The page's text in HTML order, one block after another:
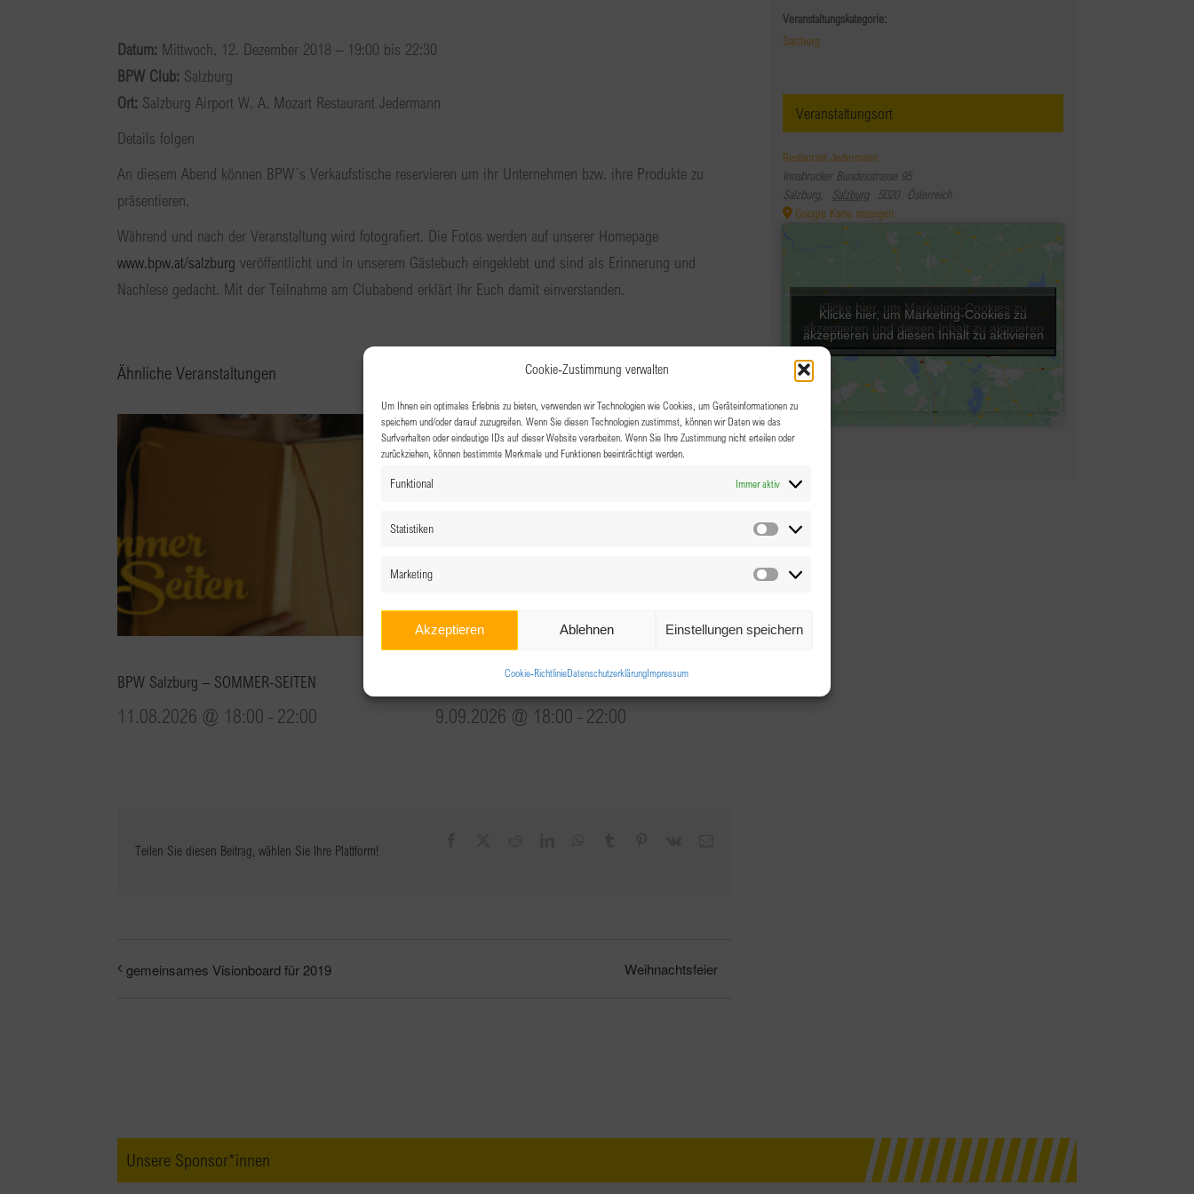
Cookie-Zustimmung verwalten
Um Ihnen ein optimales Erlebnis zu bieten, verwenden wir Technologien wie Cookies, um Geräteinformationen zu
speichern und/oder darauf zuzugreifen. Wenn Sie diesen Technologien zustimmst, können wir Daten wie das
Surfverhalten oder eindeutige IDs auf dieser Website verarbeiten. Wenn Sie Ihre Zustimmung nicht erteilen oder
zurückziehen, können bestimmte Merkmale und Funktionen beeinträchtigt werden.
Funktional Immer aktiv
Statistiken
Statistiken
Marketing
Marketing
Akzeptieren Ablehnen Einstellungen speichern
Cookie-RichtlinieDatenschutzerklärungImpressum
Datum: Mittwoch, 12. Dezember 2018 – 19:00 bis 22:30
BPW Club: Salzburg
Ort: Salzburg Airport W. A. Mozart Restaurant Jedermann
Details folgen
An diesem Abend können BPW´s Verkaufstische reservieren um ihr Unternehmen bzw. ihre Produkte zu
präsentieren.
Während und nach der Veranstaltung wird fotografiert. Die Fotos werden auf unserer Homepage
www.bpw.at/salzburg veröffentlicht und in unserem Gästebuch eingeklebt und sind als Erinnerung und
Nachlese gedacht. Mit der Teilnahme am Clubabend erklärt Ihr Euch damit einverstanden.
Ähnliche Veranstaltungen
BPW Salzburg – SOMMER-SEITEN
11.08.2026 @ 18:00 - 22:00
Führung: Frauenspuren in Salzburg
9.09.2026 @ 18:00 - 22:00
Teilen Sie diesen Beitrag, wählen Sie Ihre Plattform!
gemeinsames Visionboard für 2019 Weihnachtsfeier
Veranstaltungskategorie:
Salzburg
Veranstaltungsort
Restaurant Jedermann
Innsbrucker Bundesstrasse 95
Salzburg, Salzburg 5020
Österreich
Google Karte anzeigen
Klicke hier, um Marketing-Cookies zu
akzeptieren und diesen Inhalt zu aktivieren
Klicke hier, um Marketing-Cookies zu
akzeptieren und diesen Inhalt zu aktivieren
Unsere Sponsor*innen